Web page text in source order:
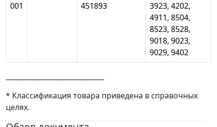
001 451893
3923, 4202,
4911, 8504,
8523, 8528,
9018, 9023,
9029, 9402
* Классификация товара приведена в справочных
целях.